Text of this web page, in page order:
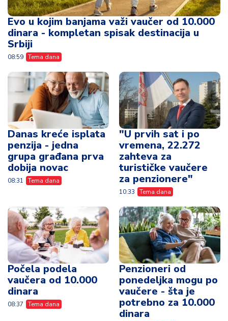
Evo u kojim banjama važi vaučer od 10.000
dinara - kompletan spisak destinacija u
Srbiji
08:59 Tema dana
Danas kreće isplata
penzija - jedna
grupa građana prva
dobija novac
08:31 Tema dana
"U prvih sat i po
vremena, 22.272
zahteva za
turističke vaučere
za penzionere"
10:33 Tema dana
Počela podela
vaučera od 10.000
dinara
08:37 Tema dana
Penzioneri od
ponedeljka mogu po
vaučere - šta je
potrebno za 10.000
dinara